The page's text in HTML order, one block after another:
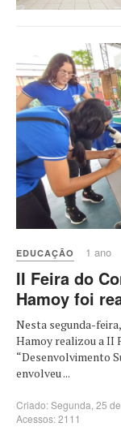
EDUCAÇÃO 1 ano
II Feira do
Hamoy foi
Nesta segunda-
Hamoy realizou a II
“Desenvolvimento
envolveu ...
Criado: Segunda, 25
Acessos: 2111